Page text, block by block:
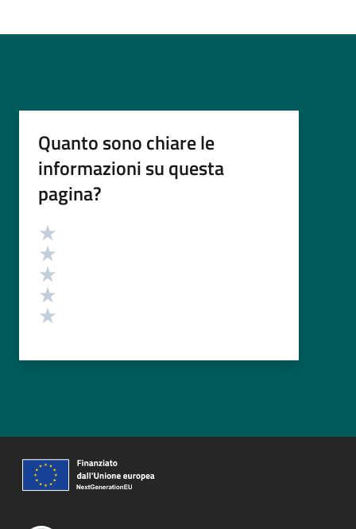
Quanto sono chiare le
informazioni su questa
pagina?
Valutazione